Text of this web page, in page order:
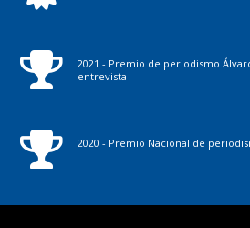
2021 - Premio de periodismo
entrevista
2020 - Premio Nacional de